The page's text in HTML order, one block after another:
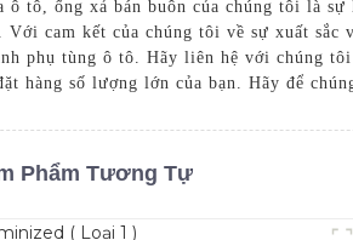
ô tô, ống xả bán buôn của chúng tôi là
Với cam kết của chúng tôi về sự xuất
phụ tùng ô tô. Hãy liên hệ với chúng
hàng số lượng lớn của bạn. Hãy để
Phẩm Tương Tự